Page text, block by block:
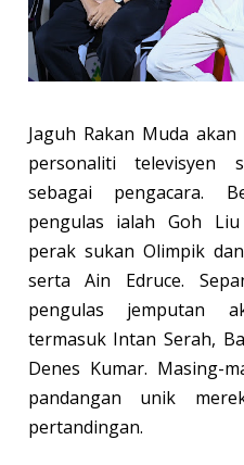
Jaguh Rakan Muda
personaliti televisyen
sebagai pengacara.
pengulas ialah Goh
perak sukan Olimpik
serta Ain Edruce.
pengulas jemputan
termasuk Intan Serah,
Denes Kumar. Masing-
pandangan unik
pertandingan.